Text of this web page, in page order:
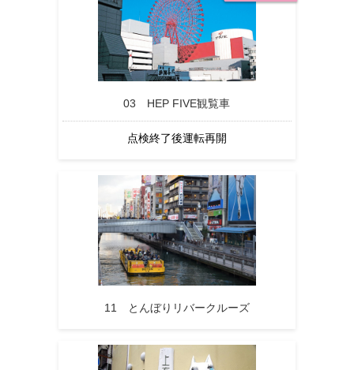
03 HEP FIVE観覧車
点検終了後運転再開
11 とんぼりリバークルーズ